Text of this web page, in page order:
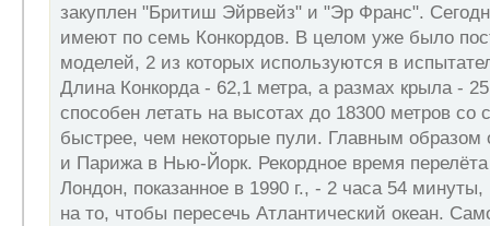
закуплен "Бритиш Эйрвейз" и "Эр Франс".
имеют по семь Конкордов. В целом уже было
моделей, 2 из которых используются в
Длина Конкорда - 62,1 метра, а размах крыла -
способен летать на высотах до 18300 метров со
быстрее, чем некоторые пули. Главным образом
и Парижа в Нью-Йорк. Рекордное время
Лондон, показанное в 1990 г., - 2 часа 54
на то, чтобы пересечь Атлантический океан.